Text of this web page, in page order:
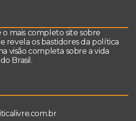
o mais completo site sobre
revela os bastidores da política
visão completa sobre a vida
Brasil.